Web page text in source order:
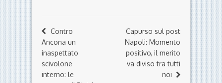
Contro
Ancona un
inaspettato
scivolone
interno: le
Capurso sul post
Napoli: Momento
positivo, il merito
va diviso tra tutti
noi